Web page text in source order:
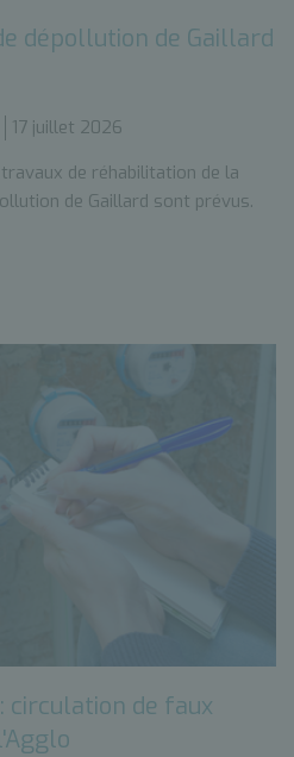
dépollution de Gaillard
17 juillet 2026
de réhabilitation de la
de Gaillard sont prévus.
circulation de faux